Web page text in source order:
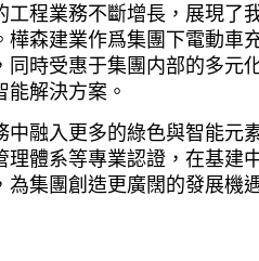
程業務不斷增長，展現了
樺森建業作爲集團下電動車
時受惠于集團内部的多元
解決方案。
融入更多的綠色與智能元
理體系等專業認證，在基建
集團創造更廣闊的發展機